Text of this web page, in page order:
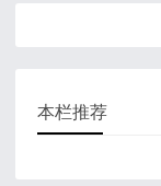
本栏推荐